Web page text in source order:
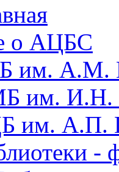
о АЦБС
им. А.М.
им. И.Н.
им. А.П.
-